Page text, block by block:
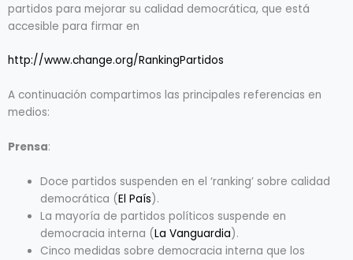
partidos para mejorar su calidad democrática, que está
accesible para firmar en
http://www.change.org/RankingPartidos
A continuación compartimos las principales referencias en
medios:
Prensa:
Doce partidos suspenden en el ‘ranking’ sobre calidad
democrática (El País).
La mayoría de partidos políticos suspende en
democracia interna (La Vanguardia).
Cinco medidas sobre democracia interna que los